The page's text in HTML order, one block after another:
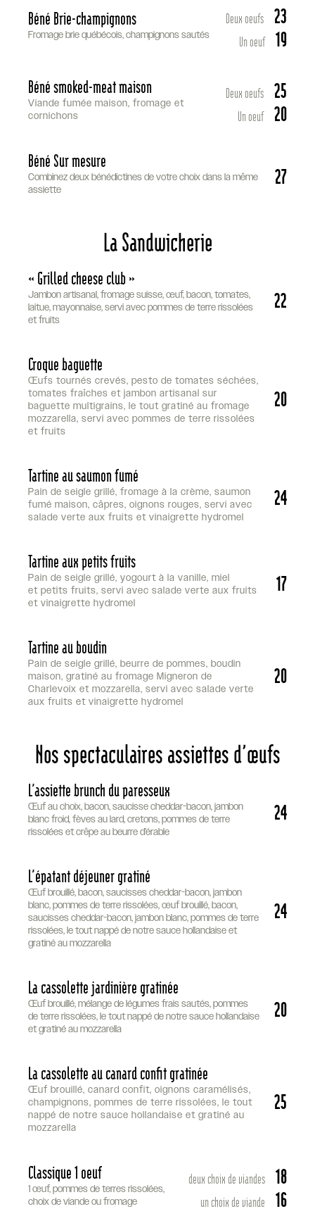
Béné Brie-champignons
Fromage brie québécois, champignons sautés
Deux oeufs 23
Un oeuf 19
Béné smoked-meat maison
Viande fumée maison, fromage et
cornichons
Deux oeufs 25
Un oeuf 20
Béné Sur mesure
Combinez deux bénédictines de votre choix dans la même
assiette
27
La Sandwicherie
« Grilled cheese club »
Jambon artisanal, fromage suisse, œuf, bacon, tomates,
laitue, mayonnaise, servi avec pommes de terre rissolées
et fruits
22
Croque baguette
Œufs tournés crevés, pesto de tomates séchées,
tomates fraîches et jambon artisanal sur
baguette multigrains, le tout gratiné au fromage
mozzarella, servi avec pommes de terre rissolées
et fruits
20
Tartine au saumon fumé
Pain de seigle grillé, fromage à la crème, saumon
fumé maison, câpres, oignons rouges, servi avec
salade verte aux fruits et vinaigrette hydromel
24
Tartine aux petits fruits
Pain de seigle grillé, yogourt à la vanille, miel
et petits fruits, servi avec salade verte aux fruits
et vinaigrette hydromel
17
Tartine au boudin
Pain de seigle grillé, beurre de pommes, boudin
maison, gratiné au fromage Migneron de
Charlevoix et mozzarella, servi avec salade verte
aux fruits et vinaigrette hydromel
20
Nos spectaculaires assiettes d’œufs
L’assiette brunch du paresseux
Œuf au choix, bacon, saucisse cheddar-bacon, jambon
blanc froid, fèves au lard, cretons, pommes de terre
rissolées et crêpe au beurre d’érable
24
L’épatant déjeuner gratiné
Œuf brouillé, bacon, saucisses cheddar-bacon, jambon
blanc, pommes de terre rissolées, œuf brouillé, bacon,
saucisses cheddar-bacon, jambon blanc, pommes de terre
rissolées, le tout nappé de notre sauce hollandaise et
gratiné au mozzarella
24
La cassolette jardinière gratinée
Œuf brouillé, mélange de légumes frais sautés, pommes
de terre rissolées, le tout nappé de notre sauce hollandaise
et gratiné au mozzarella
20
La cassolette au canard confit gratinée
Œuf brouillé, canard confit, oignons caramélisés,
champignons, pommes de terre rissolées, le tout
nappé de notre sauce hollandaise et gratiné au
mozzarella
25
Classique 1 oeuf
1 œuf, pommes de terres rissolées,
choix de viande ou fromage
deux choix de viandes 18
un choix de viande 16